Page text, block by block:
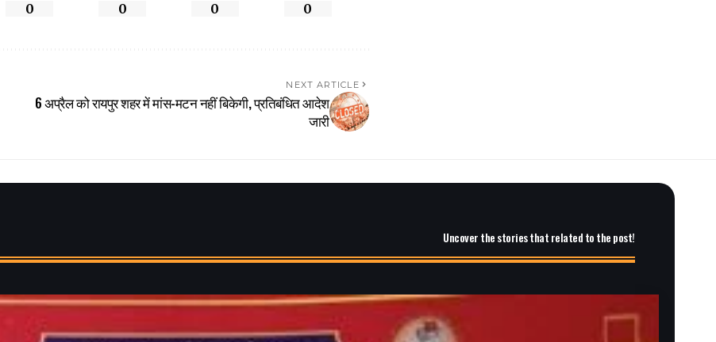
0 0 0 0
NEXT ARTICLE
6 अप्रैल को रायपुर शहर में मांस-मटन नहीं बिकेगी, प्रतिबंधित आदेश
जारी
Uncover the stories that related to the post!